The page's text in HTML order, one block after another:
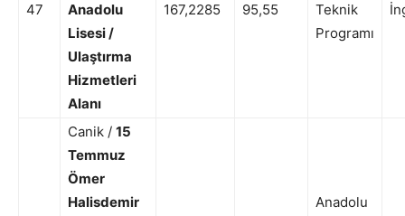
47
Anadolu
Lisesi /
Ulaştırma
Hizmetleri
Alanı
167,2285 95,55
Teknik
Programı
Canik / 15
Temmuz
Ömer
Halisdemir
Anadolu